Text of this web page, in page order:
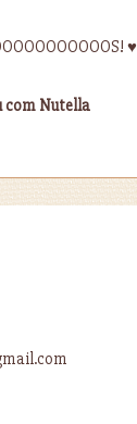
♥
com Nutella